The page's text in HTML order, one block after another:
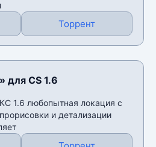
Торрент
для CS 1.6
1.6 любопытная локация с
и детализации